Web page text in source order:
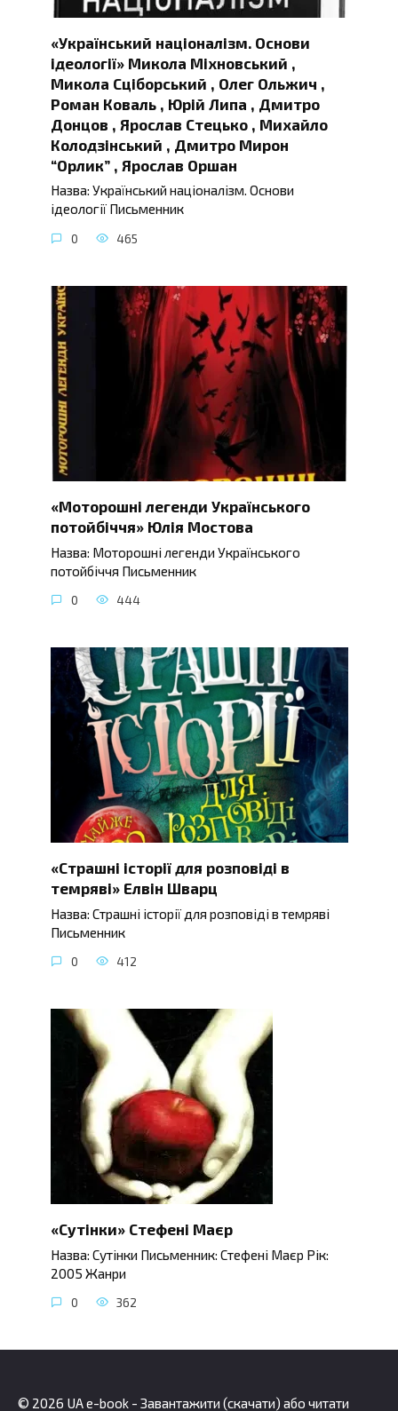
«Український націоналізм. Основи
ідеології» Микола Міхновський ,
Микола Сціборський , Олег Ольжич ,
Роман Коваль , Юрій Липа , Дмитро
Донцов , Ярослав Стецько , Михайло
Колодзінський , Дмитро Мирон
“Орлик” , Ярослав Оршан
Назва: Український націоналізм. Основи
ідеології Письменник
0 465
«Моторошні легенди Українського
потойбіччя» Юлія Мостова
Назва: Моторошні легенди Українського
потойбіччя Письменник
0 444
«Страшні історії для розповіді в
темряві» Елвін Шварц
Назва: Страшні історії для розповіді в темряві
Письменник
0 412
«Сутінки» Стефені Маєр
Назва: Сутінки Письменник: Стефені Маєр Рік:
2005 Жанри
0 362
© 2026 UA e-book - Завантажити (скачати) або читати